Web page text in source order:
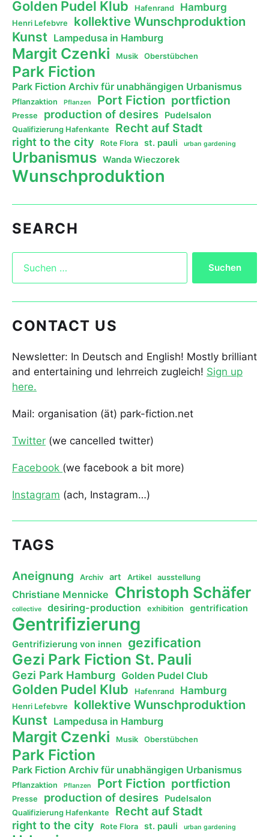
Golden Pudel Klub Hafenrand Hamburg
Henri Lefebvre kollektive Wunschproduktion
Kunst Lampedusa in Hamburg
Margit Czenki Musik Oberstübchen
Park Fiction
Park Fiction Archiv für unabhängigen Urbanismus
Pflanzaktion Pflanzen Port Fiction portfiction
Presse production of desires Pudelsalon
Qualifizierung Hafenkante Recht auf Stadt
right to the city Rote Flora st. pauli urban gardening
Urbanismus Wanda Wieczorek
Wunschproduktion
SEARCH
CONTACT US
Newsletter: In Deutsch and English! Mostly brilliant
and entertaining und lehrreich zugleich! Sign up
here.
Mail: organisation (ät) park-fiction.net
Twitter (we cancelled twitter)
Facebook (we facebook a bit more)
Instagram (ach, Instagram…)
TAGS
Aneignung Archiv art Artikel ausstellung
Christiane Mennicke Christoph Schäfer
collective desiring-production exhibition gentrification
Gentrifizierung
Gentrifizierung von innen gezification
Gezi Park Fiction St. Pauli
Gezi Park Hamburg Golden Pudel Club
Golden Pudel Klub Hafenrand Hamburg
Henri Lefebvre kollektive Wunschproduktion
Kunst Lampedusa in Hamburg
Margit Czenki Musik Oberstübchen
Park Fiction
Park Fiction Archiv für unabhängigen Urbanismus
Pflanzaktion Pflanzen Port Fiction portfiction
Presse production of desires Pudelsalon
Qualifizierung Hafenkante Recht auf Stadt
right to the city Rote Flora st. pauli urban gardening